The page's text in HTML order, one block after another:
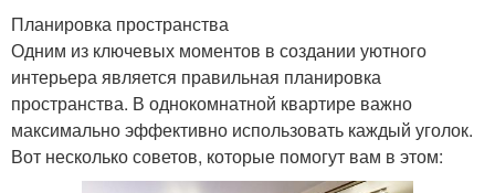
Планировка пространства
Одним из ключевых моментов в создании уютного
интерьера является правильная планировка
пространства. В однокомнатной квартире важно
максимально эффективно использовать каждый уголок.
Вот несколько советов, которые помогут вам в этом: